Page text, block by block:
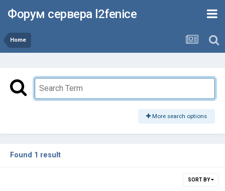
Форум сервера l2fenice
Home
More search options
Found 1 result
SORT BY